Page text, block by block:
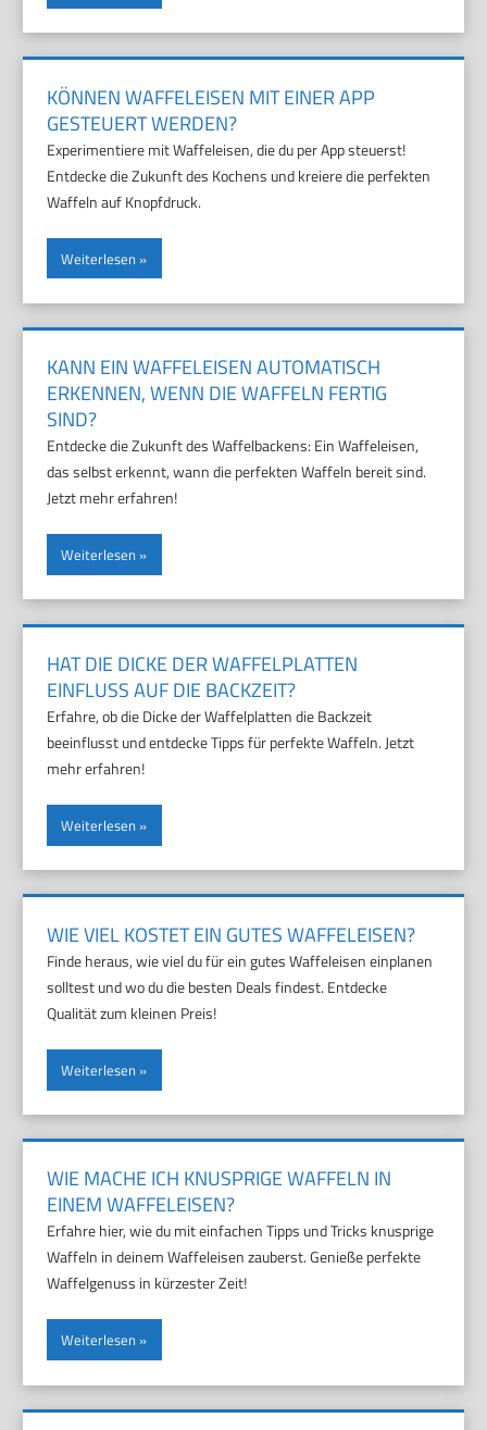
KÖNNEN WAFFELEISEN MIT EINER APP
GESTEUERT WERDEN?
Experimentiere mit Waffeleisen, die du per App steuerst!
Entdecke die Zukunft des Kochens und kreiere die perfekten
Waffeln auf Knopfdruck.
Weiterlesen
KANN EIN WAFFELEISEN AUTOMATISCH
ERKENNEN, WENN DIE WAFFELN FERTIG
SIND?
Entdecke die Zukunft des Waffelbackens: Ein Waffeleisen,
das selbst erkennt, wann die perfekten Waffeln bereit sind.
Jetzt mehr erfahren!
Weiterlesen
HAT DIE DICKE DER WAFFELPLATTEN
EINFLUSS AUF DIE BACKZEIT?
Erfahre, ob die Dicke der Waffelplatten die Backzeit
beeinflusst und entdecke Tipps für perfekte Waffeln. Jetzt
mehr erfahren!
Weiterlesen
WIE VIEL KOSTET EIN GUTES WAFFELEISEN?
Finde heraus, wie viel du für ein gutes Waffeleisen einplanen
solltest und wo du die besten Deals findest. Entdecke
Qualität zum kleinen Preis!
Weiterlesen
WIE MACHE ICH KNUSPRIGE WAFFELN IN
EINEM WAFFELEISEN?
Erfahre hier, wie du mit einfachen Tipps und Tricks knusprige
Waffeln in deinem Waffeleisen zauberst. Genieße perfekte
Waffelgenuss in kürzester Zeit!
Weiterlesen